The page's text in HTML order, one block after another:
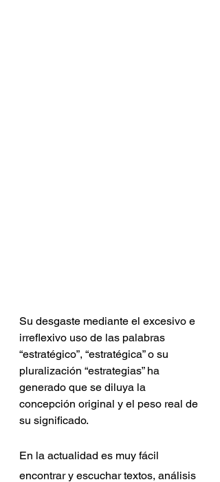
Su desgaste mediante el excesivo e
irreflexivo uso de las palabras
“estratégico”, “estratégica” o su
pluralización “estrategias” ha
generado que se diluya la
concepción original y el peso real de
su significado.
En la actualidad es muy fácil
encontrar y escuchar textos, análisis